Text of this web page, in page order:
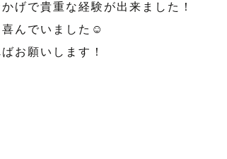
げで貴重な経験が出来ました！
んでいました☺️
お願いします！